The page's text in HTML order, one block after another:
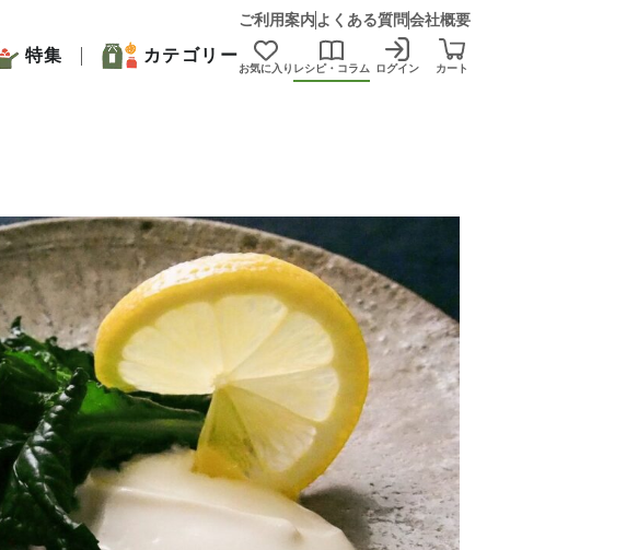
ご利用案内 よくある質問会社概要
特集 カテゴリー
お気に入り レシピ・コラム ログイン カート